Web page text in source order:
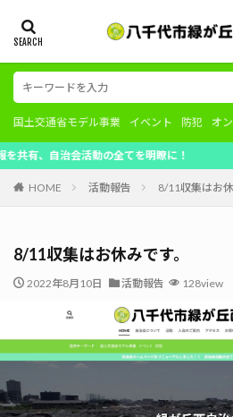
国土交通省モデル事業 イベント 防犯 オ
治会活動の全てを明瞭に！
HOME 活動報告 8/11収集はお休
8/11収集はお休みです。
2022年8月10日 活動報告 128view